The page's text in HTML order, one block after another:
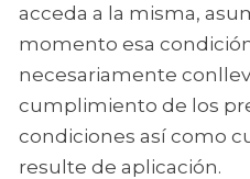
acceda a la misma,
momento esa
necesariamente
cumplimiento de los
condiciones así como
resulte de aplicación.